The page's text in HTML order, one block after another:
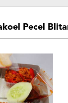
Pecel